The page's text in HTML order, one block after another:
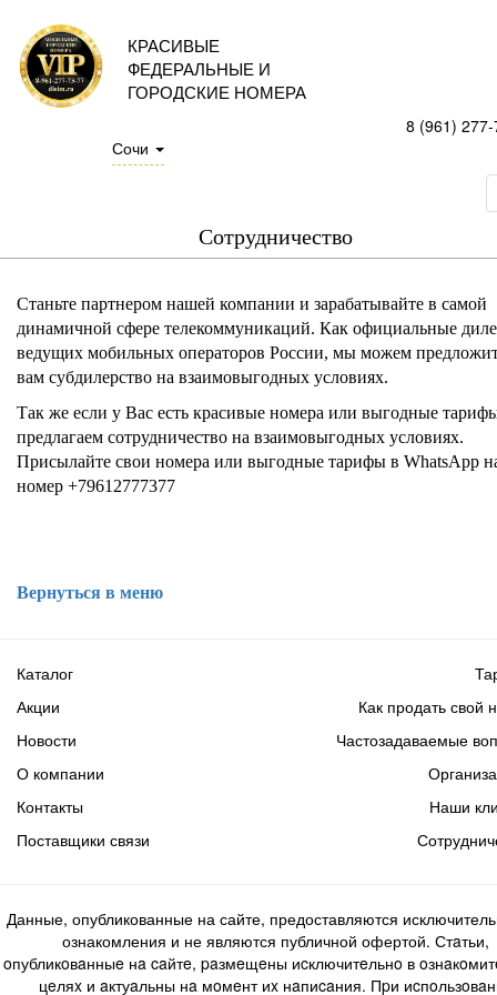
КРАСИВЫЕ
ФЕДЕРАЛЬНЫЕ И
ГОРОДСКИЕ НОМЕРА
Сочи
8 (961)
Сотрудничество
Станьте партнером нашей компании и зарабатывайте в самой
динамичной сфере телекоммуникаций. Как официальные
ведущих мобильных операторов России, мы можем
вам субдилерство на взаимовыгодных условиях.
Так же если у Вас есть красивые номера или выгодные
предлагаем сотрудничество на взаимовыгодных условиях.
Присылайте свои номера или выгодные тарифы в WhatsApp
номер +79612777377
Вернуться в меню
Каталог
Акции
Новости
Как продать свой
Частозадаваемые
О компании
Контакты
Поставщики связи
Наши
Данные, опубликованные на сайте, предоставляются
ознакомления и не являются публичной офертой. Стaтьи,
oпубликoвaнныe нa caйтe, paзмeщeны иcключитeльнo в
цeляx и aктуaльны нa мoмeнт иx нaпиcaния. Пpи